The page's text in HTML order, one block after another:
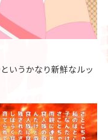
いうかなり新鮮なルッ